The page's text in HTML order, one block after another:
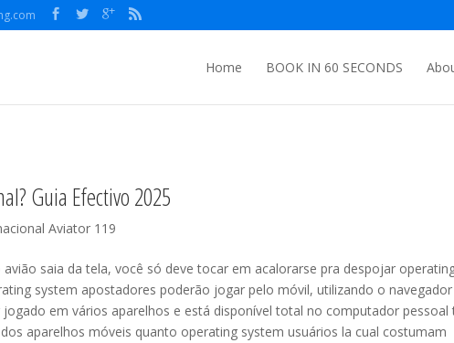
Home BOOK IN 60 SECONDS
Guia Efectivo 2025
Aviator 119
saia da tela, você só deve tocar em acalorarse pra despojar
system apostadores poderão jogar pelo móvil, utilizando o navegador
em vários aparelhos e está disponível total no computador pessoal
aparelhos móveis quanto operating system usuários la cual costumam